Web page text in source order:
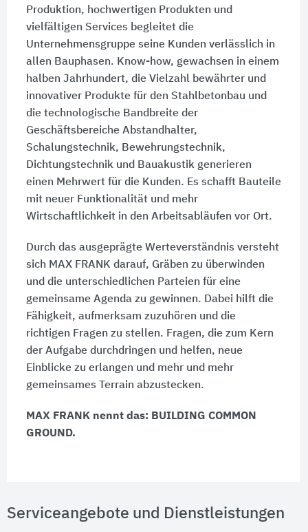
Produktion, hochwertigen Produkten und
vielfältigen Services begleitet die
Unternehmensgruppe seine Kunden verlässlich in
allen Bauphasen. Know-how, gewachsen in einem
halben Jahrhundert, die Vielzahl bewährter und
innovativer Produkte für den Stahlbetonbau und
die technologische Bandbreite der
Geschäftsbereiche Abstandhalter,
Schalungstechnik, Bewehrungstechnik,
Dichtungstechnik und Bauakustik generieren
einen Mehrwert für die Kunden. Es schafft Bauteile
mit neuer Funktionalität und mehr
Wirtschaftlichkeit in den Arbeitsabläufen vor Ort.
Durch das ausgeprägte Werteverständnis versteht
sich MAX FRANK darauf, Gräben zu überwinden
und die unterschiedlichen Parteien für eine
gemeinsame Agenda zu gewinnen. Dabei hilft die
Fähigkeit, aufmerksam zuzuhören und die
richtigen Fragen zu stellen. Fragen, die zum Kern
der Aufgabe durchdringen und helfen, neue
Einblicke zu erlangen und mehr und mehr
gemeinsames Terrain abzustecken.
MAX FRANK nennt das: BUILDING COMMON
GROUND.
Serviceangebote und Dienstleistungen